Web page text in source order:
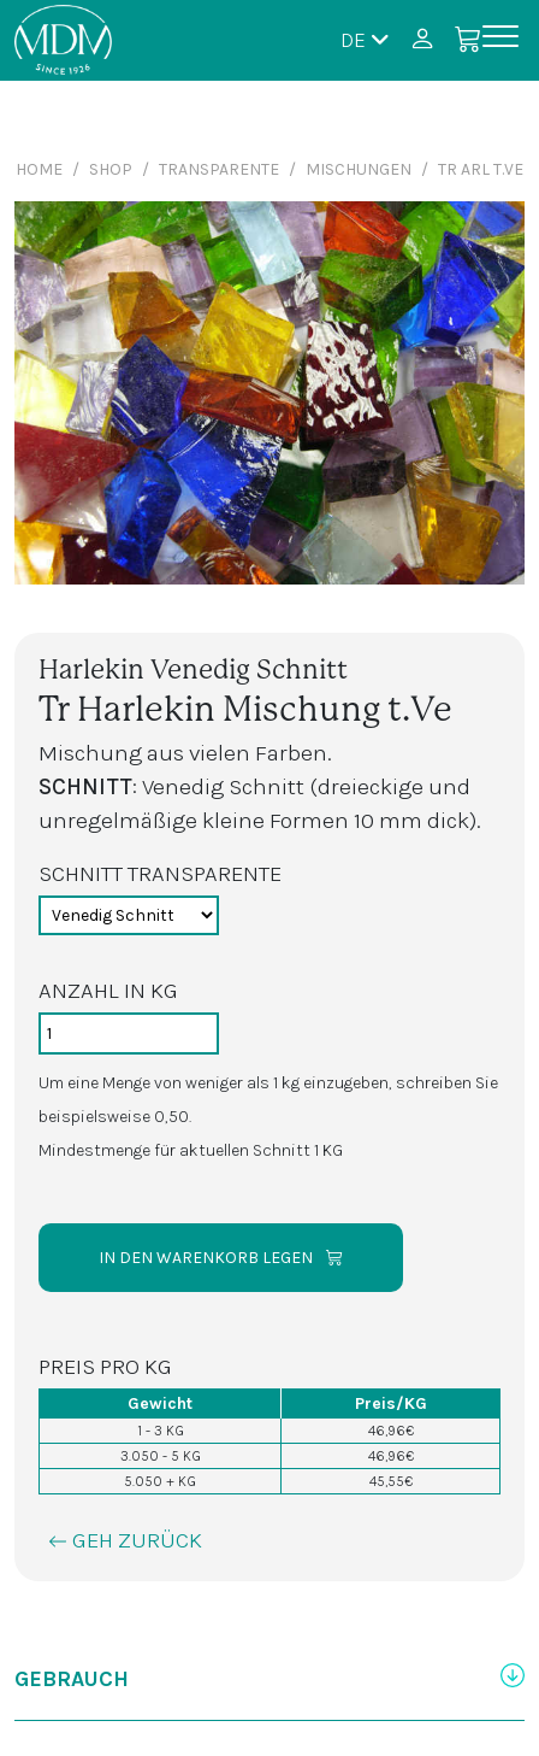
DE
HOME SHOP TRANSPARENTE MISCHUNGEN TR ARL T.VE
Harlekin Venedig Schnitt
Tr Harlekin Mischung t.Ve
Mischung aus vielen Farben.
SCHNITT: Venedig Schnitt (dreieckige und
unregelmäßige kleine Formen 10 mm dick).
SCHNITT TRANSPARENTE
ANZAHL IN KG
Um eine Menge von weniger als 1 kg einzugeben, schreiben Sie
beispielsweise 0,50.
Mindestmenge für aktuellen Schnitt 1 KG
IN DEN WARENKORB LEGEN
PREIS PRO KG
Gewicht Preis/KG
1 - 3 KG
46,96€
3.050 - 5 KG
46,96€
5.050 + KG
45,55€
GEH ZURÜCK
GEBRAUCH